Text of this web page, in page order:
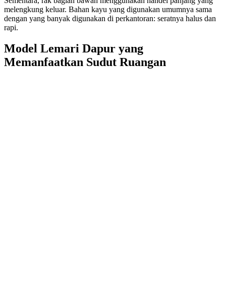
melengkung keluar. Bahan kayu yang digunakan umumnya sama
dengan yang banyak digunakan di perkantoran: seratnya halus dan
rapi.
Model Lemari Dapur yang
Memanfaatkan Sudut Ruangan